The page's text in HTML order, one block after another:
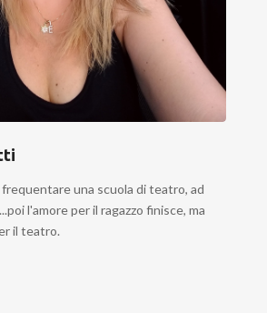
frequentare una scuola di teatro, ad
l'amore per il ragazzo finisce, ma
il teatro.